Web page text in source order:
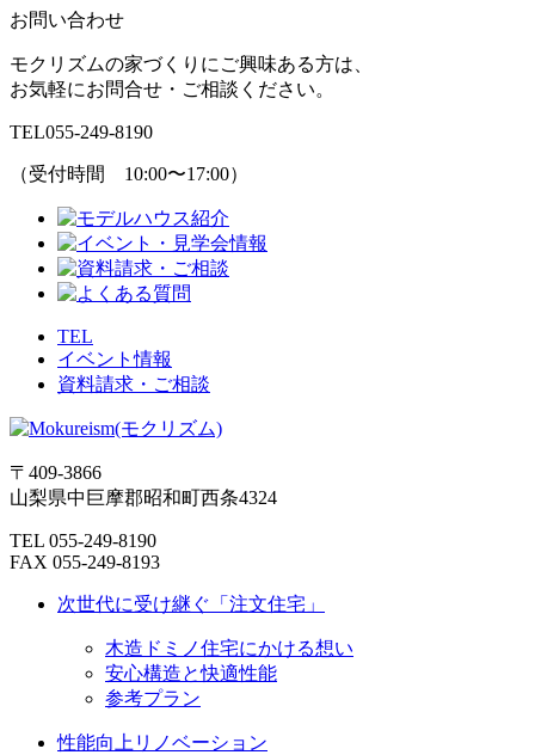
お問い合わせ
モクリズムの家づくりにご興味ある方は、
お気軽にお問合せ・ご相談ください。
TEL055-249-8190
（受付時間 10:00〜17:00）
TEL
イベント情報
資料請求・ご相談
〒409-3866
山梨県中巨摩郡昭和町西条4324
TEL 055-249-8190
FAX 055-249-8193
次世代に受け継ぐ「注文住宅」
木造ドミノ住宅にかける想い
安心構造と快適性能
参考プラン
性能向上リノベーション